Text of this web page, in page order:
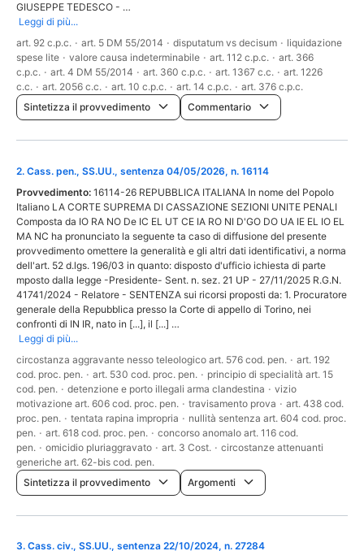
GIUSEPPE TEDESCO - …
Leggi di più...
art. 92 c.p.c. · art. 5 DM 55/2014 · disputatum vs decisum · liquidazione
spese lite · valore causa indeterminabile · art. 112 c.p.c. · art. 366
c.p.c. · art. 4 DM 55/2014 · art. 360 c.p.c. · art. 1367 c.c. · art. 1226
c.c. · art. 2056 c.c. · art. 10 c.p.c. · art. 14 c.p.c. · art. 376 c.p.c.
Sintetizza il provvedimento
Commentario
2. Cass. pen., SS.UU., sentenza 04/05/2026, n. 16114
Provvedimento: 16114-26 REPUBBLICA ITALIANA In nome del Popolo
Italiano LA CORTE SUPREMA DI CASSAZIONE SEZIONI UNITE PENALI
Composta da IO RA NO De IC EL UT CE IA RO NI D'GO DO UA IE EL IO EL
MA NC ha pronunciato la seguente ta caso di diffusione del presente
provvedimento omettere la generalità e gli altri dati identificativi, a norma
dell'art. 52 d.lgs. 196/03 in quanto: disposto d'ufficio ichiesta di parte
mposto dalla legge -Presidente- Sent. n. sez. 21 UP - 27/11/2025 R.G.N.
41741/2024 - Relatore - SENTENZA sui ricorsi proposti da: 1. Procuratore
generale della Repubblica presso la Corte di appello di Torino, nei
confronti di IN IR, nato in [...], il [...] …
Leggi di più...
circostanza aggravante nesso teleologico art. 576 cod. pen. · art. 192
cod. proc. pen. · art. 530 cod. proc. pen. · principio di specialità art. 15
cod. pen. · detenzione e porto illegali arma clandestina · vizio
motivazione art. 606 cod. proc. pen. · travisamento prova · art. 438 cod.
proc. pen. · tentata rapina impropria · nullità sentenza art. 604 cod. proc.
pen. · art. 618 cod. proc. pen. · concorso anomalo art. 116 cod.
pen. · omicidio pluriaggravato · art. 3 Cost. · circostanze attenuanti
generiche art. 62-bis cod. pen.
Sintetizza il provvedimento
Argomenti
3. Cass. civ., SS.UU., sentenza 22/10/2024, n. 27284